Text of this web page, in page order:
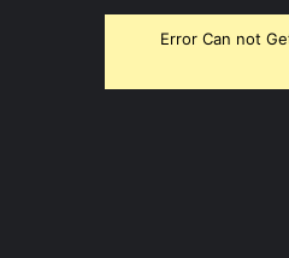
Error Can not